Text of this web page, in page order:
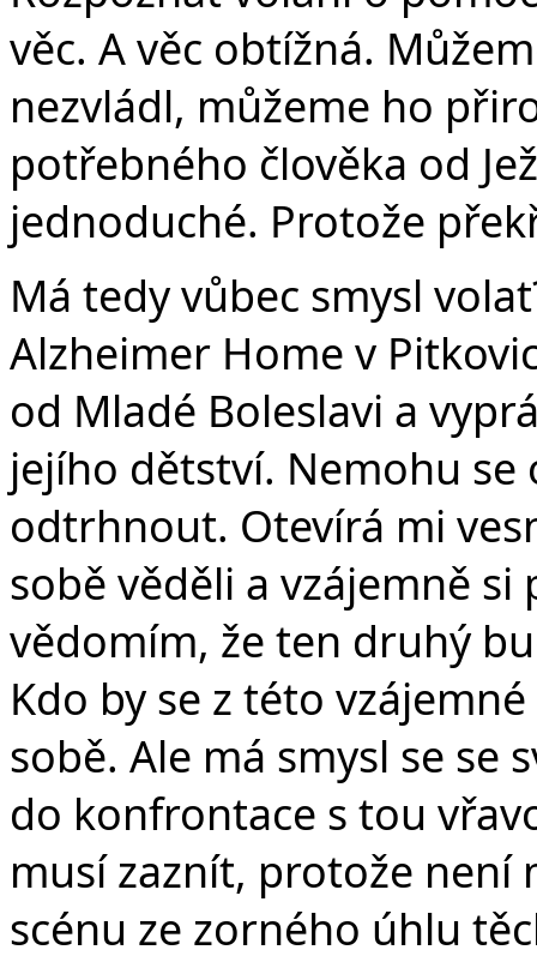
věc. A věc obtížná.
nezvládl, můžeme ho
potřebného člověka od
jednoduché. Protože
Má tedy vůbec smysl
Alzheimer Home v
od Mladé Boleslavi a
jejího dětství. Nemohu
odtrhnout. Otevírá mi
sobě věděli a vzájemně
vědomím, že ten druhý
Kdo by se z této
sobě. Ale má smysl se
do konfrontace s tou
musí zaznít, protože není
scénu ze zorného úhlu